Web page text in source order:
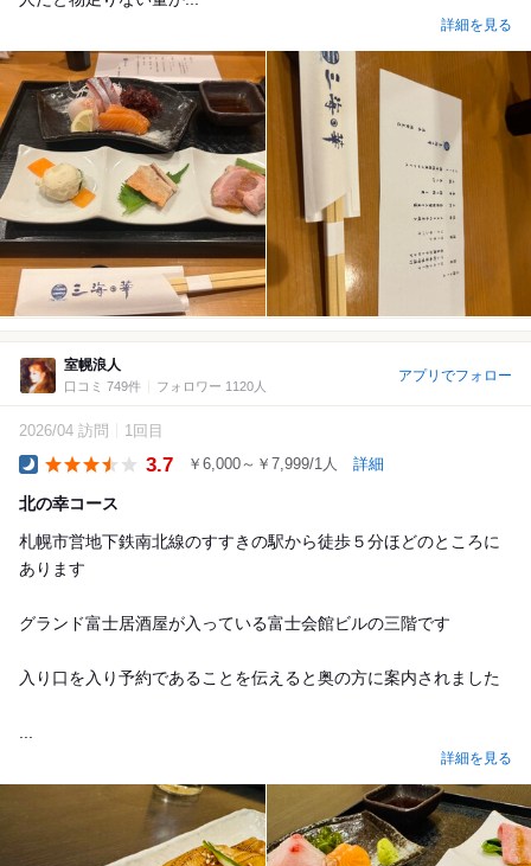
詳細を見る
室幌浪人
口コミ 749件 フォロワー 1120人
アプリでフォロー
2026/04 訪問 1回目
3.7 ￥6,000～￥7,999/1人 詳細
北の幸コース
札幌市営地下鉄南北線のすすきの駅から徒歩５分ほどのところに
あります
グランド富士居酒屋が入っている富士会館ビルの三階です
入り口を入り予約であることを伝えると奥の方に案内されました
詳細を見る